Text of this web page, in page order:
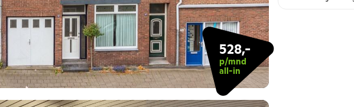
528,-
p/mnd
all-in